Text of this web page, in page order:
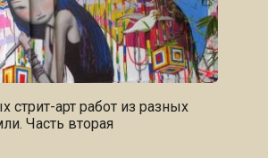
стрит-арт работ из разных
Часть вторая